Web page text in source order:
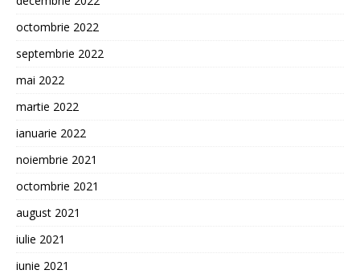
octombrie 2022
septembrie 2022
mai 2022
martie 2022
ianuarie 2022
noiembrie 2021
octombrie 2021
august 2021
iulie 2021
iunie 2021